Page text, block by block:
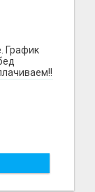
График